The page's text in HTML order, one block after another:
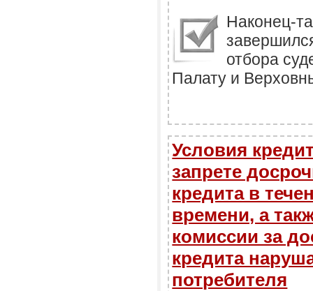
Наконец-
отбора
Палату и
Условия
запрете
кредита в
времени, а
комиссии за
кредита
потребителя